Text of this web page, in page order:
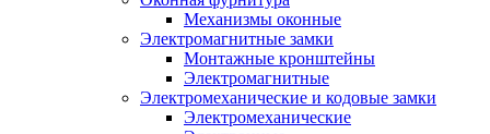
Механизмы оконные
Электромагнитные замки
Монтажные кронштейны
Электромагнитные
Электромеханические и кодовые замки
Электромеханические